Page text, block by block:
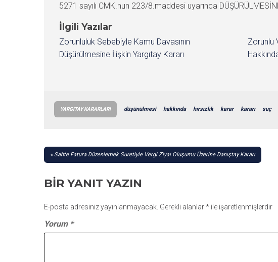
5271 sayılı CMK.nun 223/8.maddesi uyarınca
İlgili Yazılar
Zorunluluk Sebebiyle Kamu Davasının
Düşürülmesine İlişkin Yargıtay Kararı
Zorunlu
YARGITAY KARARLARI düşünülmesi hakkında hırsızlık karar kararı suç
YAZI
Sahte Fatura Düzenlemek Suretiyle Vergi Ziyaı Oluşumu Üzerine Danıştay Kararı
BIR YANIT YAZIN
E-posta adresiniz yayınlanmayacak. Gerekli alanlar* ile işaretlenmişlerdir
Yorum *